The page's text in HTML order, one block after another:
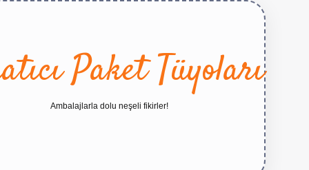
Paket Tüyoları
Ambalajlarla dolu neşeli fikirler!